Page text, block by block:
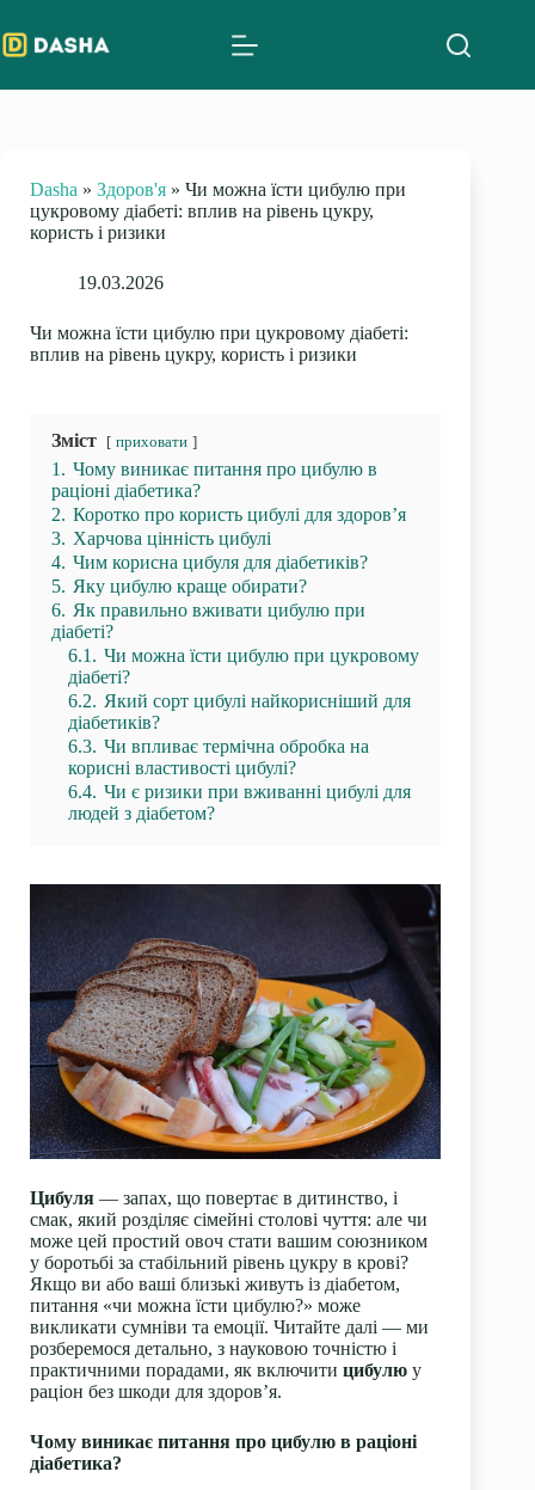
to
content
Dasha » Здоров'я » Чи можна їсти цибулю при
цукровому діабеті: вплив на рівень цукру,
користь і ризики
19.03.2026
Чи можна їсти цибулю при цукровому діабеті:
вплив на рівень цукру, користь і ризики
Зміст приховати
1. Чому виникає питання про цибулю в
раціоні діабетика?
2. Коротко про користь цибулі для здоров’я
3. Харчова цінність цибулі
4. Чим корисна цибуля для діабетиків?
5. Яку цибулю краще обирати?
6. Як правильно вживати цибулю при
діабеті?
6.1. Чи можна їсти цибулю при цукровому
діабеті?
6.2. Який сорт цибулі найкорисніший для
діабетиків?
6.3. Чи впливає термічна обробка на
корисні властивості цибулі?
6.4. Чи є ризики при вживанні цибулі для
людей з діабетом?
Цибуля — запах, що повертає в дитинство, і
смак, який розділяє сімейні столові чуття: але чи
може цей простий овоч стати вашим союзником
у боротьбі за стабільний рівень цукру в крові?
Якщо ви або ваші близькі живуть із діабетом,
питання «чи можна їсти цибулю?» може
викликати сумніви та емоції. Читайте далі — ми
розберемося детально, з науковою точністю і
практичними порадами, як включити цибулю у
раціон без шкоди для здоров’я.
Чому виникає питання про цибулю в раціоні
діабетика?